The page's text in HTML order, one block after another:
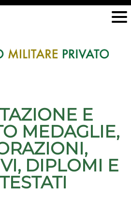
E
MEDAGLIE,
DIPLOMI E